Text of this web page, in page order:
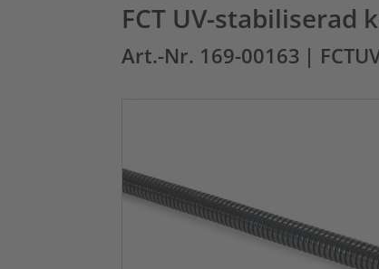
FCT UV-stabiliserad
Art.-Nr. 169-00163 |